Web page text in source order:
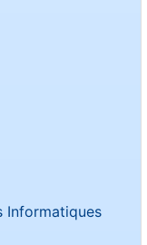
Informatiques